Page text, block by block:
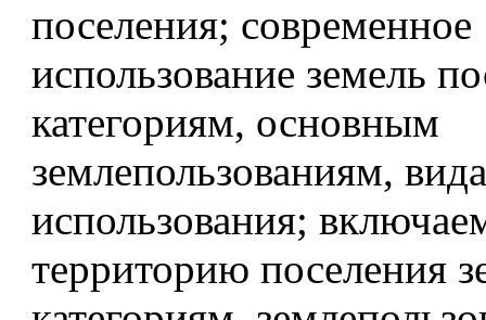
поселения; современное
использование земель
категориям, основным
землепользованиям,
использования;
территорию поселения